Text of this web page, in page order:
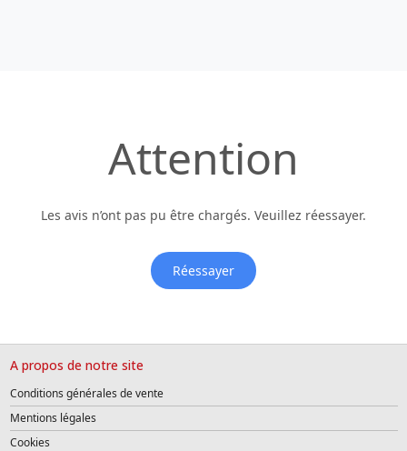
Attention
Les avis n’ont pas pu être chargés. Veuillez réessayer.
Réessayer
A propos de notre site
Conditions générales de vente
Mentions légales
Cookies